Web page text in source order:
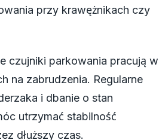
przy krawężnikach czy
czujniki parkowania pracują w
na zabrudzenia. Regularne
i dbanie o stan
utrzymać stabilność
dłuższy czas.